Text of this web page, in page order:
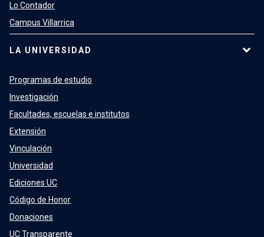
Lo Contador
Campus Villarrica
LA UNIVERSIDAD
Programas de estudio
Investigación
Facultades, escuelas e institutos
Extensión
Vinculación
Universidad
Ediciones UC
Código de Honor
Donaciones
UC Transparente